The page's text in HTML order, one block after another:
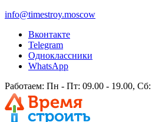
info@timestroy.moscow
Вконтакте
Telegram
Одноклассники
WhatsApp
Работаем: Пн - Пт: 09.00 - 19.00,